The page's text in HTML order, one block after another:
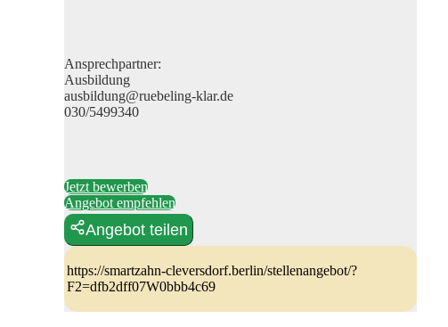
Ansprechpartner:
Ausbildung
ausbildung@ruebeling-klar.de
030/5499340
Jetzt bewerben
Angebot empfehlen
Angebot teilen
https://smartzahn-cleversdorf.berlin/stellenangebot/?
F2=dfb2dff07W0bbb4c69